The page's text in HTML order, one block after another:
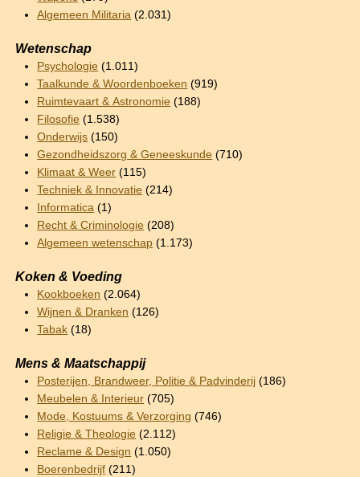
Algemeen Militaria (2.031)
Wetenschap
Psychologie (1.011)
Taalkunde & Woordenboeken (919)
Ruimtevaart & Astronomie (188)
Filosofie (1.538)
Onderwijs (150)
Gezondheidszorg & Geneeskunde (710)
Klimaat & Weer (115)
Techniek & Innovatie (214)
Informatica (1)
Recht & Criminologie (208)
Algemeen wetenschap (1.173)
Koken & Voeding
Kookboeken (2.064)
Wijnen & Dranken (126)
Tabak (18)
Mens & Maatschappij
Posterijen, Brandweer, Politie & Padvinderij (186)
Meubelen & Interieur (705)
Mode, Kostuums & Verzorging (746)
Religie & Theologie (2.112)
Reclame & Design (1.050)
Boerenbedrijf (211)